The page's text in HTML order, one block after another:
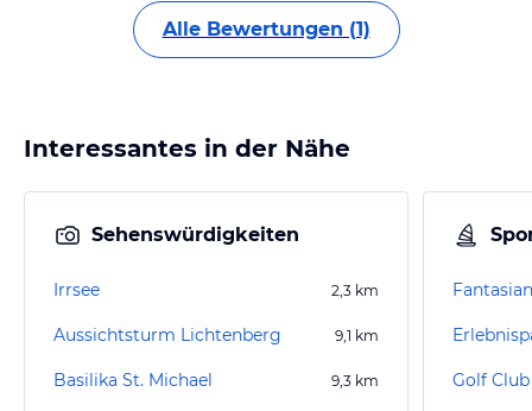
Alle Bewertungen (1)
Interessantes in der Nähe
Sehenswürdigkeiten
Irrsee 2,3 km
Aussichtsturm Lichtenberg 9,1 km
Basilika St. Michael 9,3 km Golf